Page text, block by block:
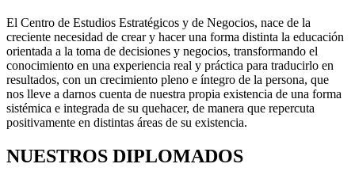
El Centro de Estudios Estratégicos y de Negocios, nace de la
creciente necesidad de crear y hacer una forma distinta la educación
orientada a la toma de decisiones y negocios, transformando el
conocimiento en una experiencia real y práctica para traducirlo en
resultados, con un crecimiento pleno e íntegro de la persona, que
nos lleve a darnos cuenta de nuestra propia existencia de una forma
sistémica e integrada de su quehacer, de manera que repercuta
positivamente en distintas áreas de su existencia.
NUESTROS DIPLOMADOS